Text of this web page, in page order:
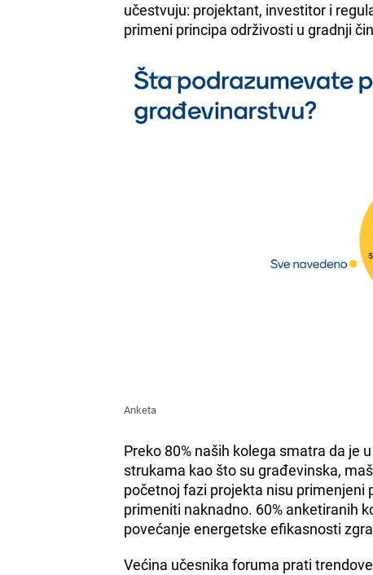
učestvuju: projektant, investitor i
primeni principa održivosti u gradnji
Anketa
Preko 80% naših kolega smatra da je
strukama kao što su građevinska,
početnoj fazi projekta nisu primenjeni
primeniti naknadno. 60% anketiranih
povećanje energetske efikasnosti
Većina učesnika foruma prati